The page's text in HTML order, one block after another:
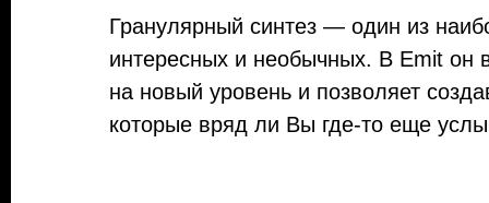
Гранулярный синтез — один из
интересных и необычных. В Emit он
на новый уровень и позволяет
которые вряд ли Вы где-то еще